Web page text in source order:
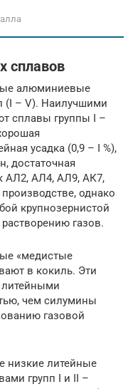
сплавов
алюминиевые
(I – V). Наилучшими
сплавы группы I –
усадка (0,9 – I %),
достаточная
АЛ2, АЛ4, АЛ9, АК7,
однако
крупнозернистой
растворению газов.
«медистые
в кокиль. Эти
чем силумины
газовой
низкие литейные
групп I и II –